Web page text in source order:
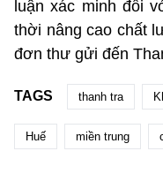
luận xác minh đối
thời nâng cao chất
đơn thư gửi đến
TAGS thanh tra
Huế miền trung